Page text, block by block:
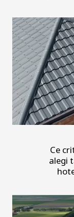
Ce
alegi